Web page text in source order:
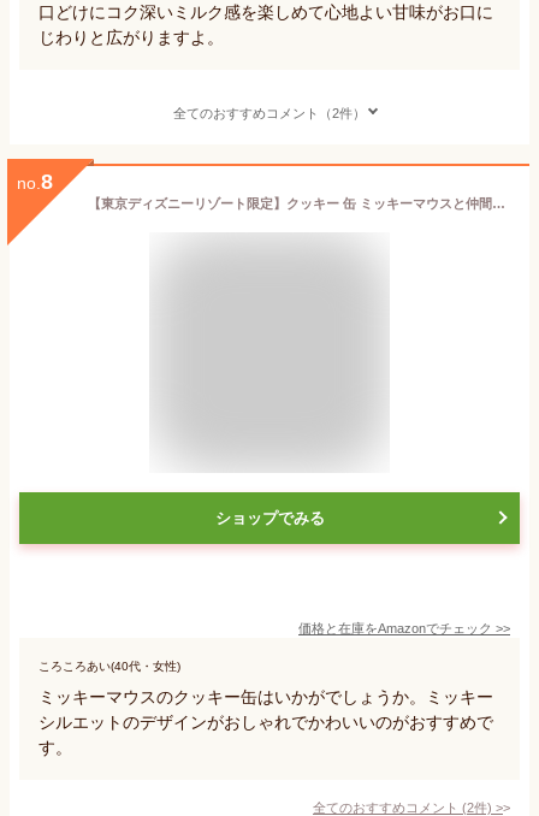
口どけにコク深いミルク感を楽しめて心地よい甘味がお口に
じわりと広がりますよ。
全てのおすすめコメント（2件）
no. 8
【東京ディズニーリゾート限定】クッキー 缶 ミッキーマウスと仲間たち TDR 人気 お菓子 お土産 プレゼント ディズニー グッズ
ショップでみる
価格と在庫をAmazonでチェック >>
ころころあい(40代・女性)
ミッキーマウスのクッキー缶はいかがでしょうか。ミッキー
シルエットのデザインがおしゃれでかわいいのがおすすめで
す。
全てのおすすめコメント (2件) >